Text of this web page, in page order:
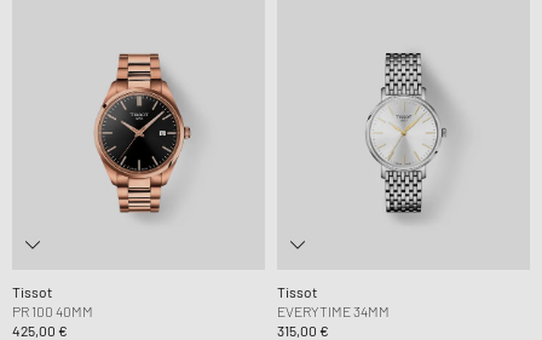
Tissot
PR 100 40MM
425,00 €
Tissot
EVERYTIME 34MM
315,00 €